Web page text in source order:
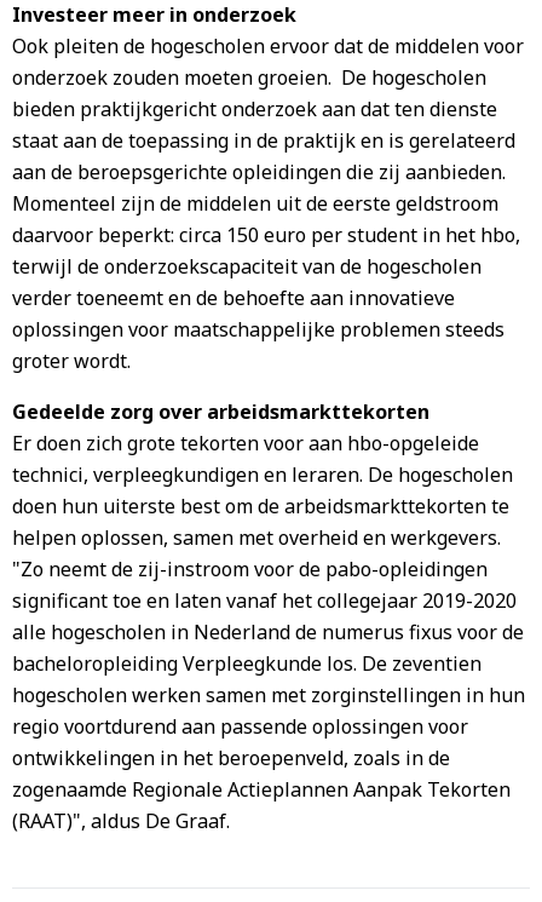
Investeer meer in onderzoek
Ook pleiten de hogescholen ervoor dat de middelen voor
onderzoek zouden moeten groeien. De hogescholen
bieden praktijkgericht onderzoek aan dat ten dienste
staat aan de toepassing in de praktijk en is gerelateerd
aan de beroepsgerichte opleidingen die zij aanbieden.
Momenteel zijn de middelen uit de eerste geldstroom
daarvoor beperkt: circa 150 euro per student in het hbo,
terwijl de onderzoekscapaciteit van de hogescholen
verder toeneemt en de behoefte aan innovatieve
oplossingen voor maatschappelijke problemen steeds
groter wordt.
Gedeelde zorg over arbeidsmarkttekorten
Er doen zich grote tekorten voor aan hbo-opgeleide
technici, verpleegkundigen en leraren. De hogescholen
doen hun uiterste best om de arbeidsmarkttekorten te
helpen oplossen, samen met overheid en werkgevers.
"Zo neemt de zij-instroom voor de pabo-opleidingen
significant toe en laten vanaf het collegejaar 2019-2020
alle hogescholen in Nederland de numerus fixus voor de
bacheloropleiding Verpleegkunde los. De zeventien
hogescholen werken samen met zorginstellingen in hun
regio voortdurend aan passende oplossingen voor
ontwikkelingen in het beroepenveld, zoals in de
zogenaamde Regionale Actieplannen Aanpak Tekorten
(RAAT)", aldus De Graaf.